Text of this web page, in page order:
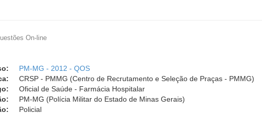
On-line
PM-MG - 2012 - QOS
CRSP - PMMG (Centro de Recrutamento e Seleção de Praças - PMMG)
Oficial de Saúde - Farmácia Hospitalar
PM-MG (Polícia Militar do Estado de Minas Gerais)
Policial